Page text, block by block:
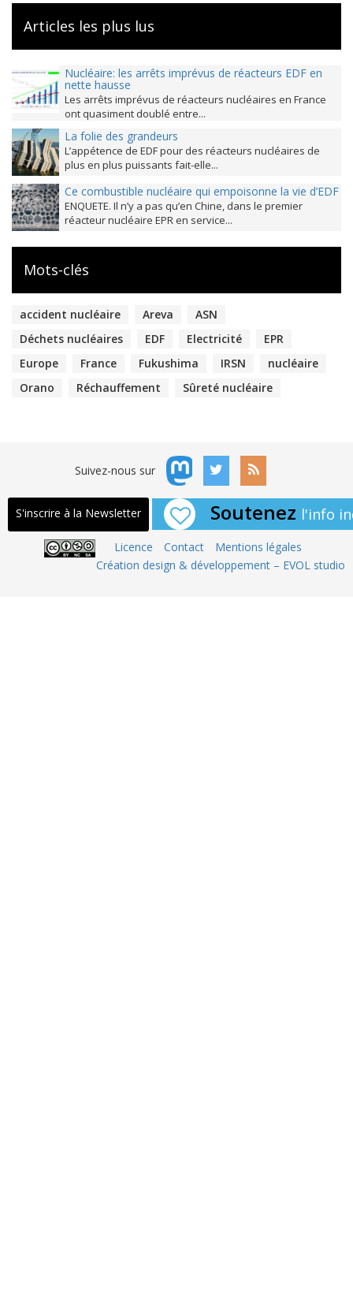
Articles les plus lus
Nucléaire: les arrêts imprévus de réacteurs EDF en
nette hausse
Les arrêts imprévus de réacteurs nucléaires en France
ont quasiment doublé entre...
La folie des grandeurs
L’appétence de EDF pour des réacteurs nucléaires de
plus en plus puissants fait-elle...
Ce combustible nucléaire qui empoisonne la vie d’EDF
ENQUETE. Il n’y a pas qu’en Chine, dans le premier
réacteur nucléaire EPR en service...
Mots-clés
accident nucléaire Areva
ASN
Déchets nucléaires
EDF Electricité
EPR
Europe
France Fukushima IRSN
nucléaire
Orano
Réchauffement Sûreté nucléaire
Suivez-nous sur
S'inscrire à la Newsletter Soutenez l'info
Licence Contact
Mentions légales
Création design & développement – EVOL studio